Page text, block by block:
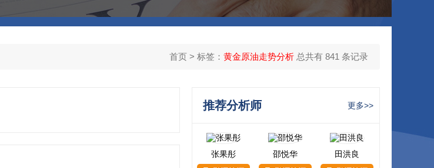
首页 > 标签： 黄金原油走势分析 总共有 841 条记录
推荐分析师 更多>>
张果彤 邵悦华 田洪良